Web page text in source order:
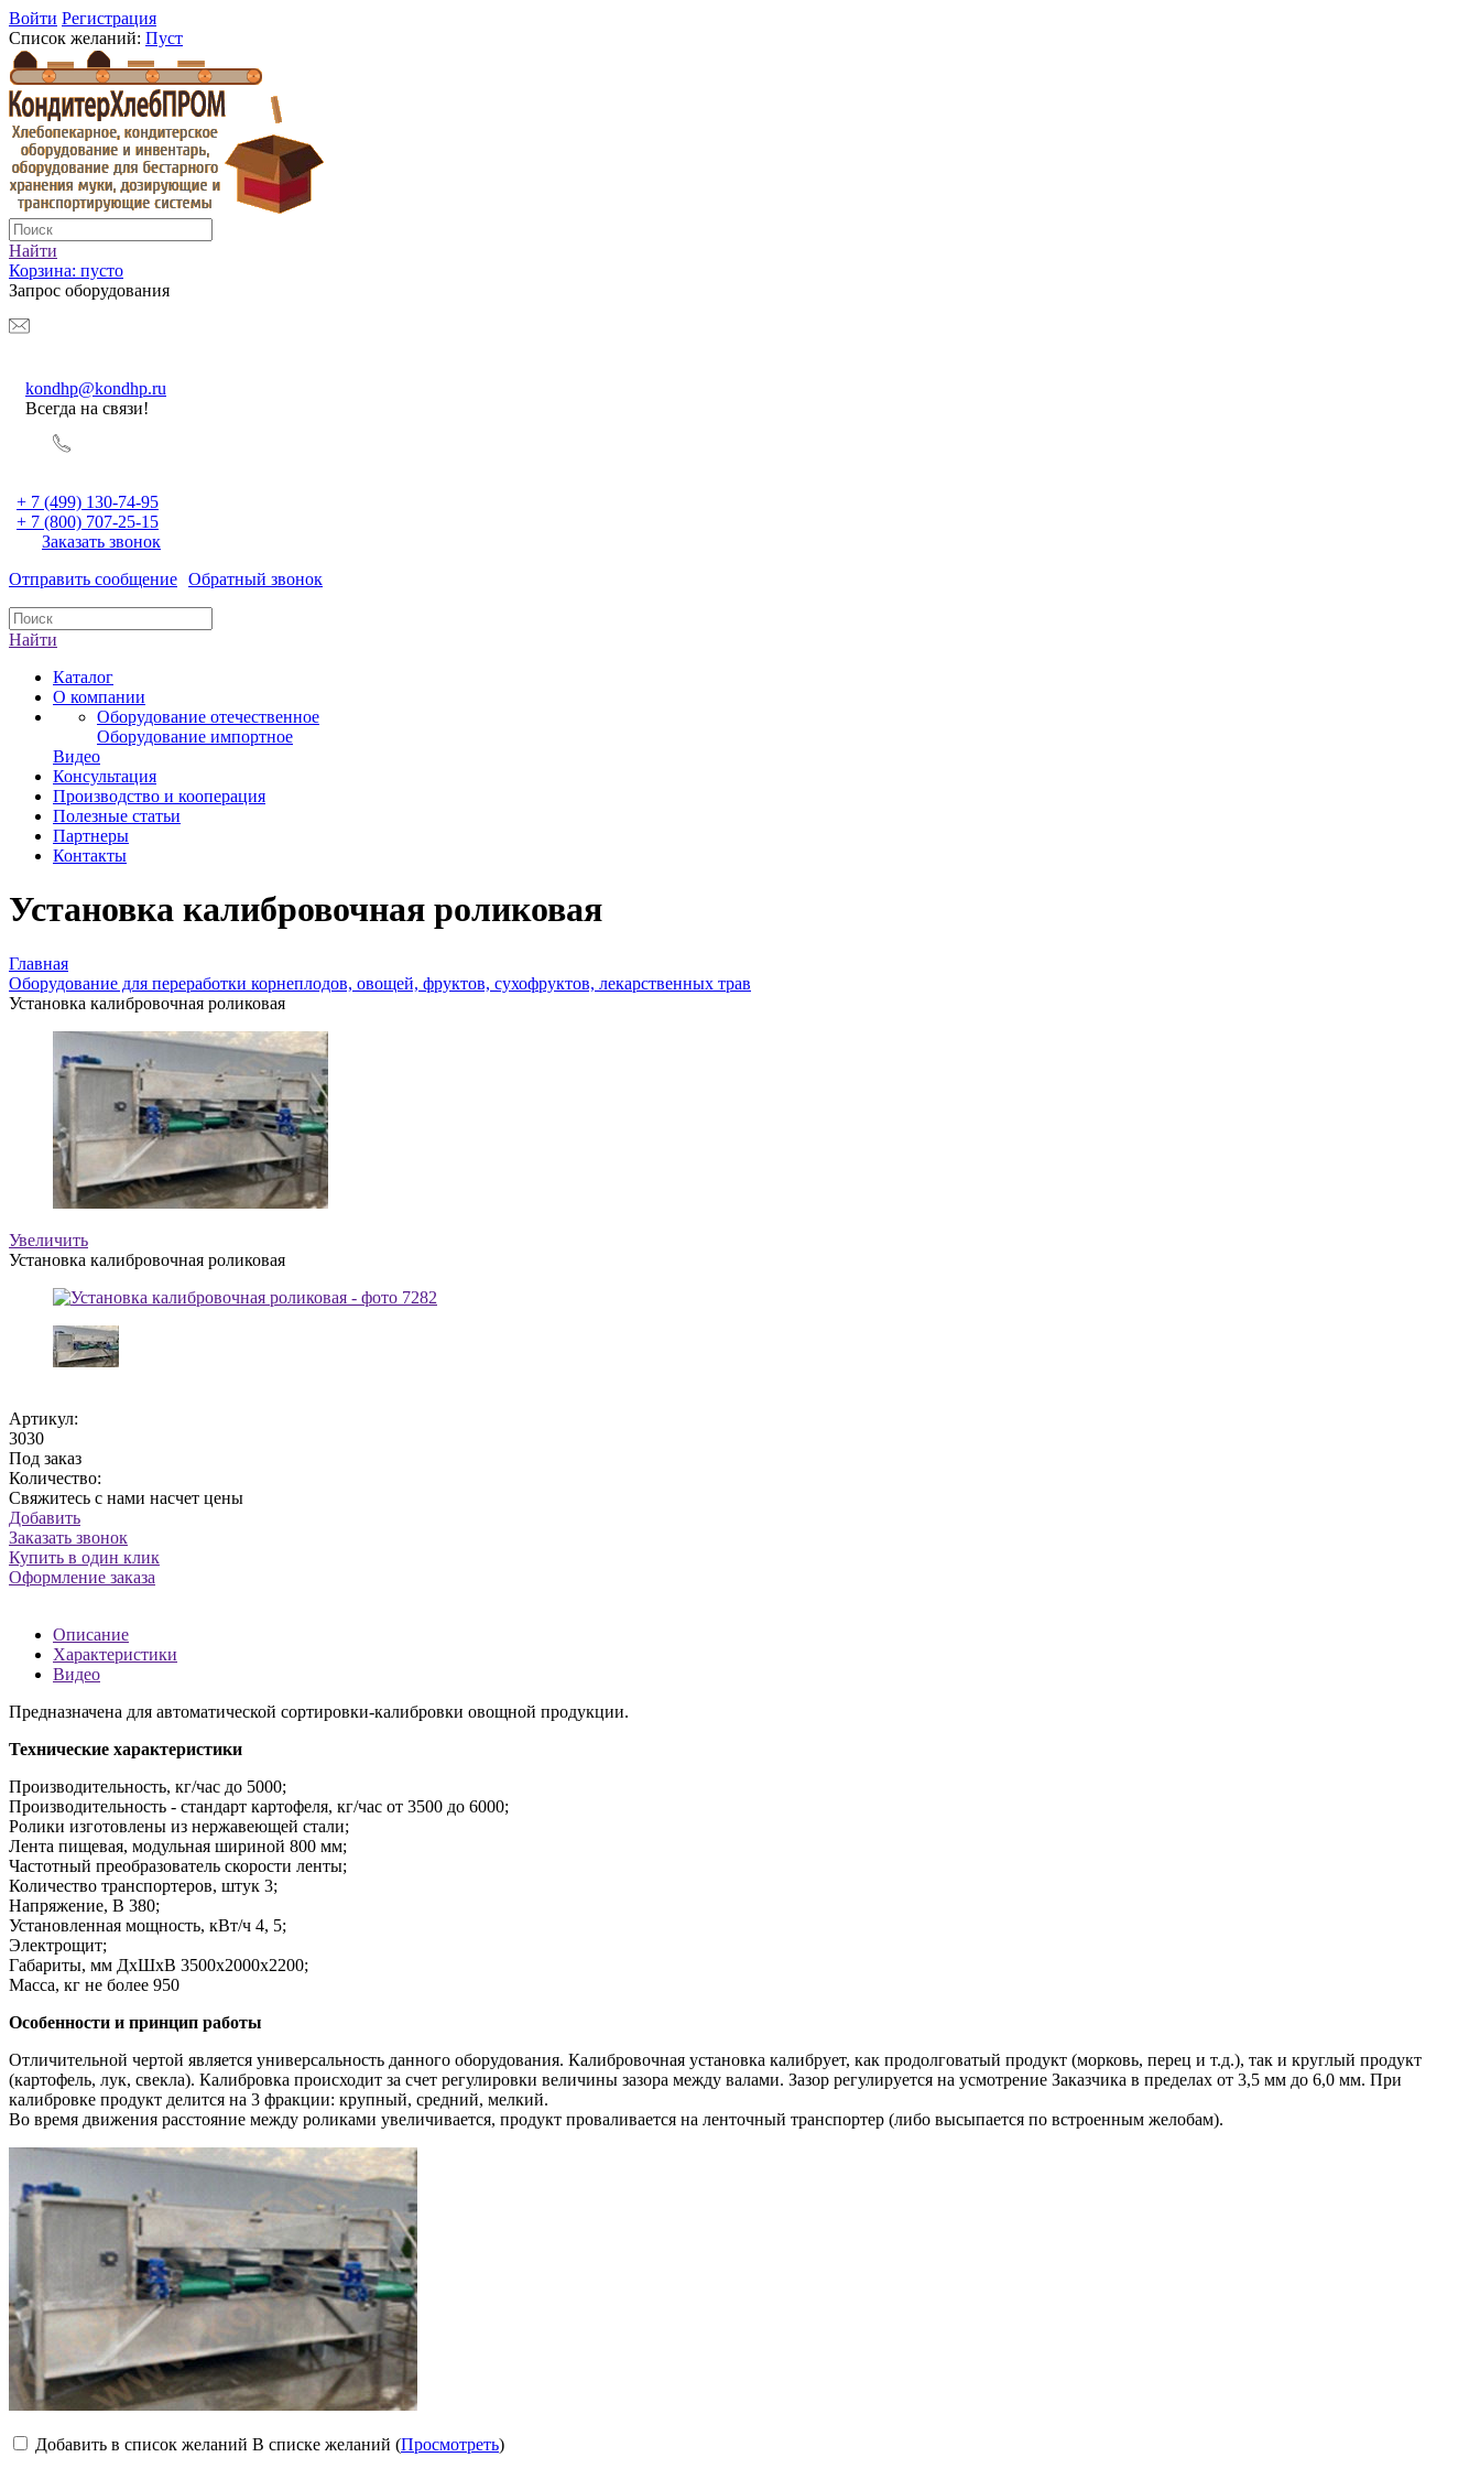
Войти Регистрация
Список желаний: Пуст
Найти
Корзина: пусто
Запрос оборудования
kondhp@kondhp.ru
Всегда на связи!
+ 7 (499) 130-74-95
+ 7 (800) 707-25-15
Заказать звонок
Отправить сообщение Обратный звонок
Найти
Каталог
О компании
Оборудование отечественное
Оборудование импортное
Видео
Консультация
Производство и кооперация
Полезные статьи
Партнеры
Контакты
Установка калибровочная роликовая
Главная
Оборудование для переработки корнеплодов, овощей, фруктов, сухофруктов, лекарственных трав
Установка калибровочная роликовая
Увеличить
Установка калибровочная роликовая
Артикул:
3030
Под заказ
Количество:
Свяжитесь с нами насчет цены
Добавить
Заказать звонок
Купить в один клик
Оформление заказа
Описание
Характеристики
Видео
Предназначена для автоматической сортировки-калибровки овощной продукции.
Технические характеристики
Производительность, кг/час до 5000;
Производительность - стандарт картофеля, кг/час от 3500 до 6000;
Ролики изготовлены из нержавеющей стали;
Лента пищевая, модульная шириной 800 мм;
Частотный преобразователь скорости ленты;
Количество транспортеров, штук 3;
Напряжение, В 380;
Установленная мощность, кВт/ч 4, 5;
Электрощит;
Габариты, мм ДхШхВ 3500х2000х2200;
Масса, кг не более 950
Особенности и принцип работы
Отличительной чертой является универсальность данного оборудования. Калибровочная установка калибрует, как продолговатый продукт (морковь, перец и т.д.), так и круглый продукт
(картофель, лук, свекла). Калибровка происходит за счет регулировки величины зазора между валами. Зазор регулируется на усмотрение Заказчика в пределах от 3,5 мм до 6,0 мм. При
калибровке продукт делится на 3 фракции: крупный, средний, мелкий.
Во время движения расстояние между роликами увеличивается, продукт проваливается на ленточный транспортер (либо высыпается по встроенным желобам).
Добавить в список желаний В списке желаний (Просмотреть)